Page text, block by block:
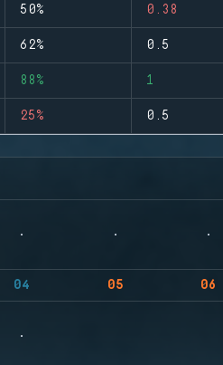
50% 0.38
62% 0.5
88% 1
25% 0.5
04 05 06